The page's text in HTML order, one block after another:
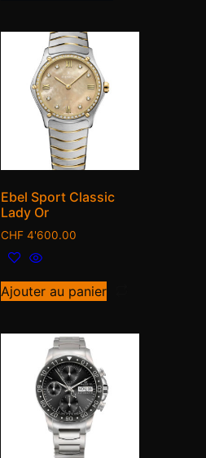
Ebel Sport Classic
Lady Or
CHF 4'600.00
Ajouter au panier